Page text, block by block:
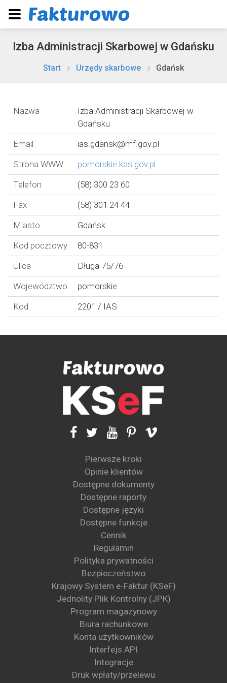
Izba Administracji Skarbowej w Gdańsku
Start Urzędy skarbowe Gdańsk
Nazwa
Izba Administracji Skarbowej w
Gdańsku
Email
ias.gdansk@mf.gov.pl
Strona WWW
pomorskie.kas.gov.pl
Telefon
(58) 300 23 60
Fax
(58) 301 24 44
Miasto
Gdańsk
Kod pocztowy
80-831
Ulica
Długa 75/76
Województwo
pomorskie
Kod
2201 / IAS
Pierwsze kroki
Opinie klientów
Dostępne dokumenty
Dostępne raporty
Dostępne języki
Dostępne funkcje
Cennik
Regulamin
Polityka prywatności
Bezpieczeństwo
Krajowy System e-Faktur (KSeF)
Jednolity Plik Kontrolny (JPK)
Program magazynowy
Biura rachunkowe
Konta użytkowników
Interfejs API
Integracje
Druk wpłaty/przelewu